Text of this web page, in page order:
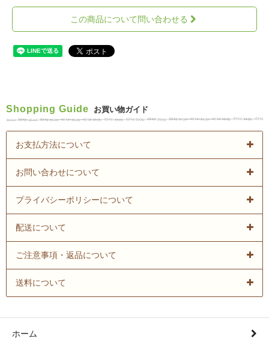
この商品について問い合わせる
Shopping Guide お買い物ガイド
お支払方法について
お問い合わせについて
プライバシーポリシーについて
配送について
ご注意事項・返品について
送料について
ホーム